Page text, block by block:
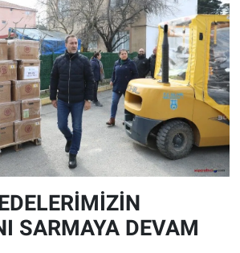
SARMAYA DEVAM